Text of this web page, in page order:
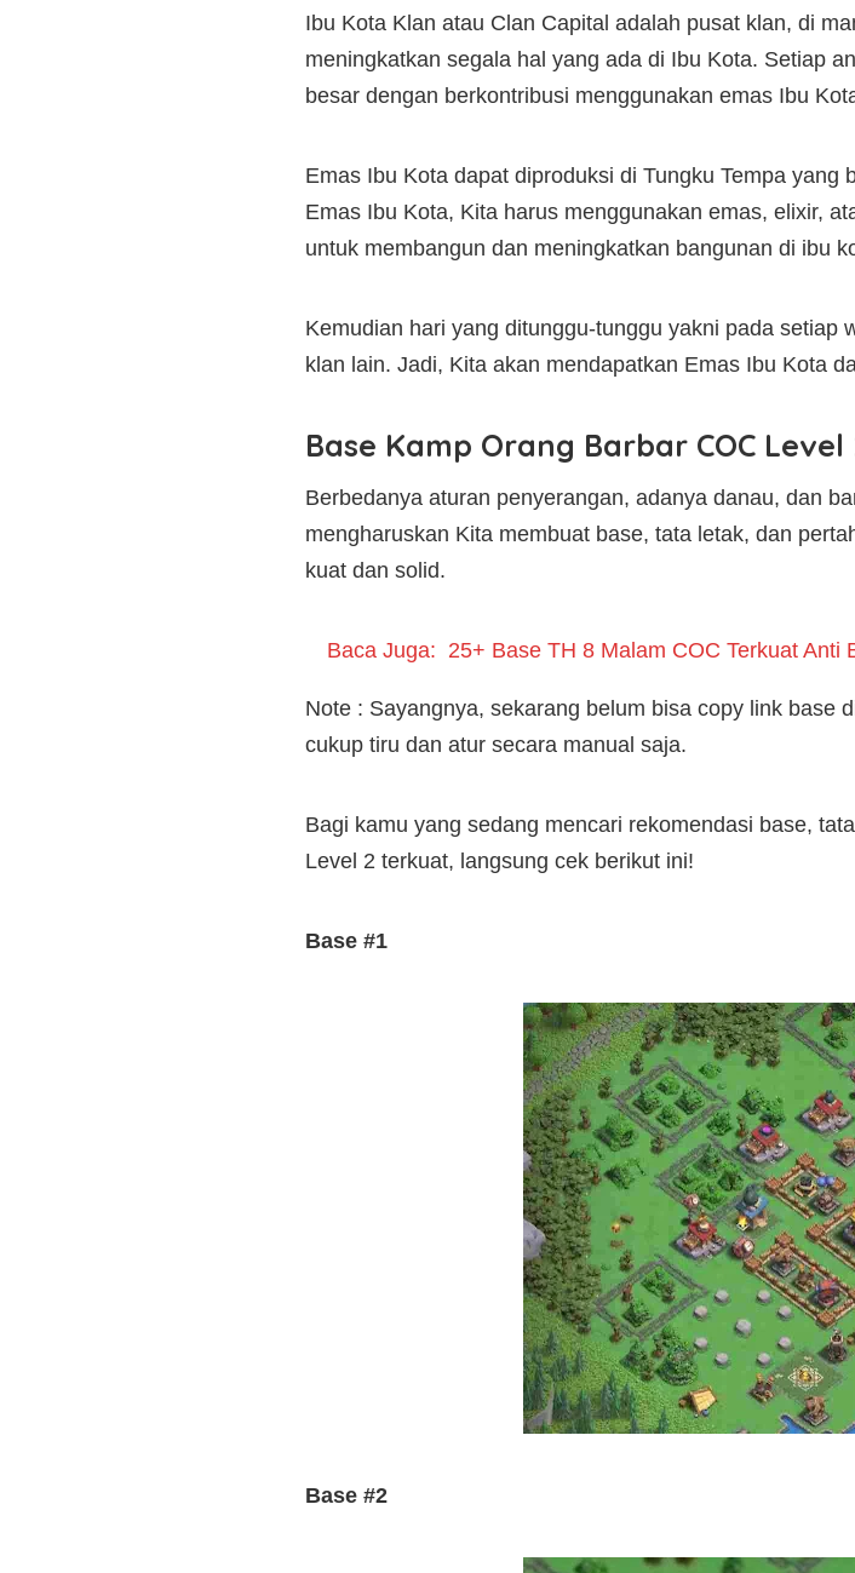
Ibu Kota Klan atau Clan Capital adalah pusat klan, di
meningkatkan segala hal yang ada di Ibu Kota. Setiap
besar dengan berkontribusi menggunakan emas Ibu
Emas Ibu Kota dapat diproduksi di Tungku Tempa
Emas Ibu Kota, Kita harus menggunakan emas, elixir,
untuk membangun dan meningkatkan bangunan di ibu
Kemudian hari yang ditunggu-tunggu yakni pada
klan lain. Jadi, Kita akan mendapatkan Emas Ibu Kota
Base Kamp Orang Barbar COC Level
Berbedanya aturan penyerangan, adanya danau, dan
mengharuskan Kita membuat base, tata letak, dan
kuat dan solid.
Baca Juga: 25+ Base TH 8 Malam COC Terkuat Anti
Note : Sayangnya, sekarang belum bisa copy link base
cukup tiru dan atur secara manual saja.
Bagi kamu yang sedang mencari rekomendasi base,
Level 2 terkuat, langsung cek berikut ini!
Base #1
Base #2